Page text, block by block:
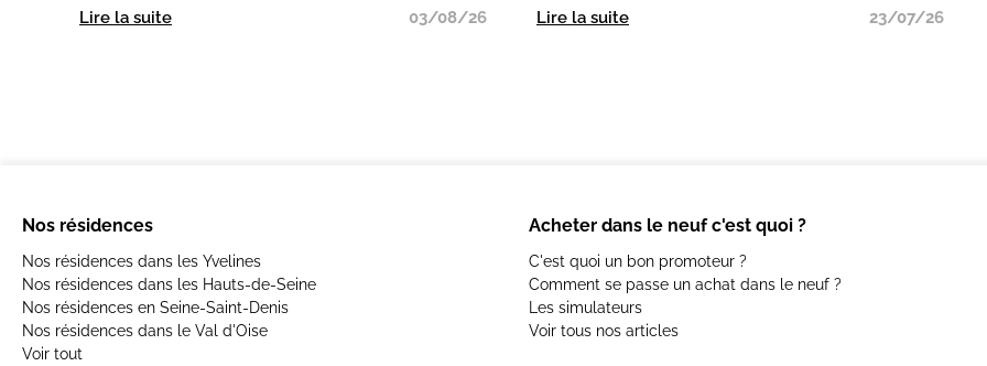
Lire la suite 03/08/26 Lire la suite 23/07/26
Nos résidences
Nos résidences dans les Yvelines
Nos résidences dans les Hauts-de-Seine
Nos résidences en Seine-Saint-Denis
Nos résidences dans le Val d'Oise
Voir tout
Acheter dans le neuf c'est quoi ?
C'est quoi un bon promoteur ?
Comment se passe un achat dans le neuf ?
Les simulateurs
Voir tous nos articles